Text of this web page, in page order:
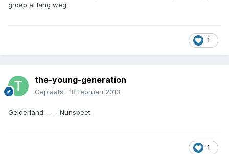
groep al lang weg.
1
the-young-generation
Geplaatst: 18 februari 2013
Gelderland ---- Nunspeet
1